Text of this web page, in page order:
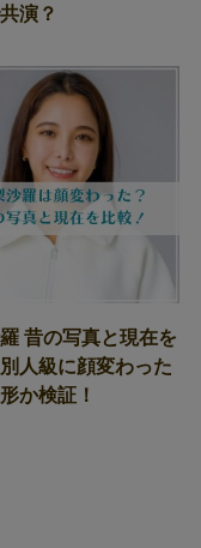
演？
昔の写真と現在を
人級に顔変わった
か検証！